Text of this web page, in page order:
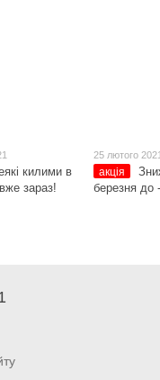
килими в
зараз!
25 лютого
акція
березня до